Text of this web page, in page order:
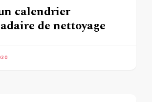
calendrier
de nettoyage